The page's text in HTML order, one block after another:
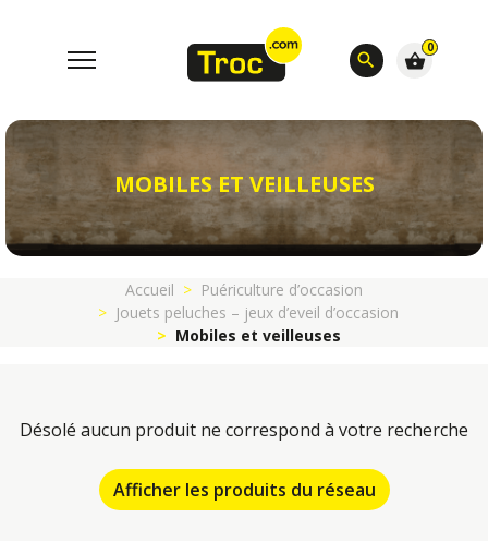
search
0
shopping_basket
MOBILES ET VEILLEUSES
Accueil
Puériculture d’occasion
Jouets peluches – jeux d’eveil d’occasion
Mobiles et veilleuses
Désolé aucun produit ne correspond à votre recherche
Afficher les produits du réseau